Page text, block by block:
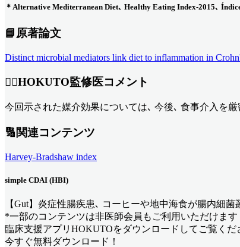
＊Alternative Mediterranean Diet､ Healthy Eating Index-2015､
📘原著論文
Distinct microbial mediators link diet to inflammation in
👨‍⚕️HOKUTO監修医コメント
今回示された媒介効果については､ 今後､ 食事介入を
🔢関連コンテンツ
Harvey-Bradshaw index
simple CDAI (HBI)
【Gut】炎症性腸疾患､ コーヒーや地中海食が腸内細
*一部のコンテンツは非医師会員もご利用いただけます
臨床支援アプリHOKUTOをダウンロードしてご覧くだ
今すぐ無料ダウンロード！